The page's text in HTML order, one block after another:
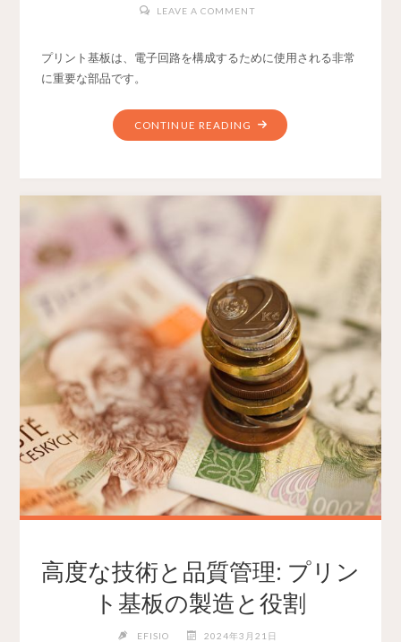
LEAVE A COMMENT
プリント基板は、電子回路を構成するために使用される非常
に重要な部品です。
CONTINUE READING
高度な技術と品質管理: プリン
ト基板の製造と役割
EFISIO 2024年3月21日